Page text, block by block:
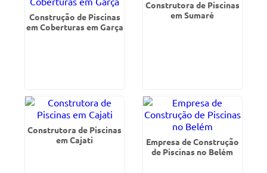
Construção de Piscinas
em Coberturas em Garça
Construtora de Piscinas
em Sumaré
Construtora de Piscinas
em Cajati
Empresa de Construção
de Piscinas no Belém